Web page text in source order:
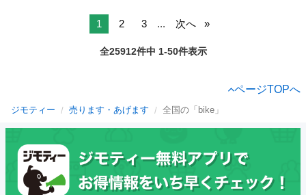
1 2 3 ... 次へ
全25912件中 1-50件表示
ページTOPへ
ジモティー 売ります・あげます 全国の「bike」